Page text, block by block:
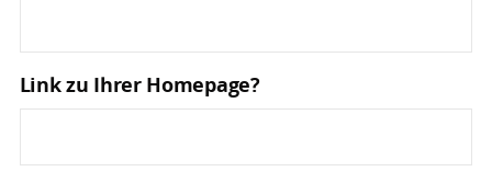
Link zu Ihrer Homepage?